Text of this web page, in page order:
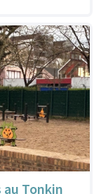
au Tonkin